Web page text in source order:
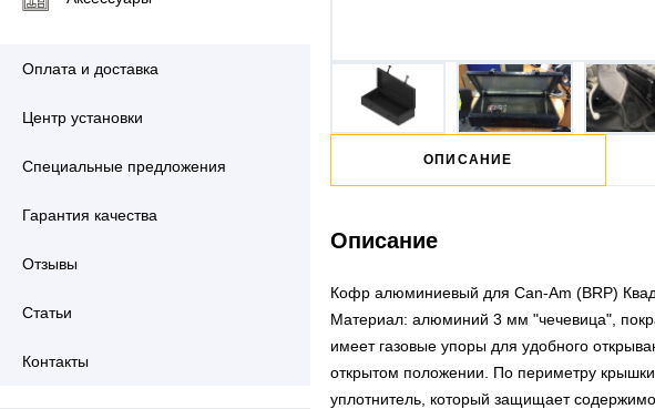
Оплата и доставка
Центр установки
Специальные предложения
Гарантия качества
Отзывы
Статьи
Контакты
ОПИСАНИЕ
Описание
Кофр алюминиевый для Can-Am (BRP)
Материал: алюминий 3 мм "чечевица",
имеет газовые упоры для удобного
открытом положении. По периметру
уплотнитель, который защищает